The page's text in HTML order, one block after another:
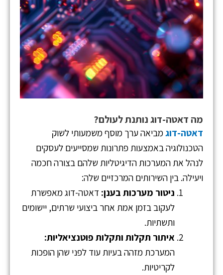
מה דאטה-דוג נותנת לעולם?
דאטה-דוגמביאה ערך מוסף משמעותי לשוק
הטכנולוגיה באמצעות פתרונות שמסייעים לעסקים
לנהל את המערכות הדיגיטליות שלהם בצורה חכמה
ויעילה. בין השירותים המרכזיים שלה:
ניטור מערכות בענן: דאטה-דוג מאפשרת
לעקוב בזמן אמת אחר ביצועי שרתים, יישומים
ותשתיות.
איתור תקלות ותקלות פוטנציאליות:
המערכת מזהה בעיות עוד לפני שהן הופכות
לקריטיות.